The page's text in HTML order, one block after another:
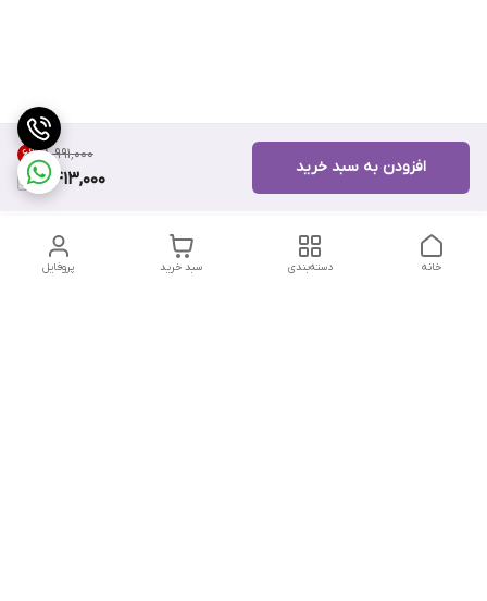
۸٬۹۹۱٬۰۰۰ 6%
8,413,000
افزودن به سبد خرید
پروفایل سبد خرید دسته‌بندی خانه